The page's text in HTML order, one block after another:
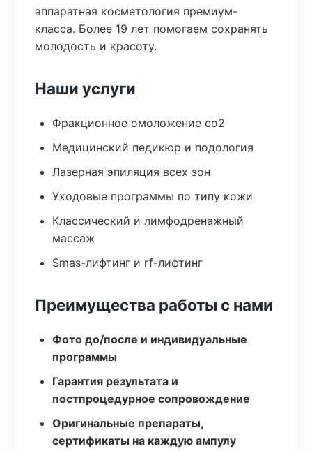
аппаратная косметология премиум-
класса. Более 19 лет помогаем сохранять
молодость и красоту.
Наши услуги
Фракционное омоложение co2
Медицинский педикюр и подология
Лазерная эпиляция всех зон
Уходовые программы по типу кожи
Классический и лимфодренажный
массаж
Smas-лифтинг и rf-лифтинг
Преимущества работы с нами
Фото до/после и индивидуальные
программы
Гарантия результата и
постпроцедурное сопровождение
Оригинальные препараты,
сертификаты на каждую ампулу